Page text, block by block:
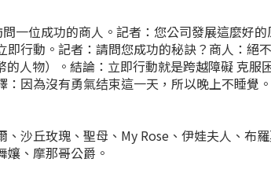
一位成功的商人。記者：您公司發展這麼好
行動。記者：請問您成功的秘訣？商人：絕
人物）。結論：立即行動就是跨越障礙 克服
因為沒有勇氣结束這一天，所以晚上不睡覺
沙丘玫瑰、聖母、My Rose、伊娃夫人、布
、摩那哥公爵。